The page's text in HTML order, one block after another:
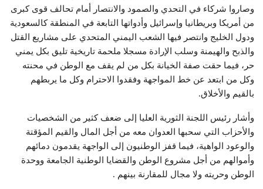
وصاروا شركاء في التحدي والصمود والانتصار أمام تحالف قوى كبرى
من أمريكا وبريطانيا وإسرائيل وأدواتها التابعة في المنطقة كالسعودية
ودول الخليج وانتصر فيها الشعب اليمني المتحدي على مشاريع القتل
والذبح والهيمنة وسلب الإرادة مسجلا ملحمة تاريخية تليق بكل يمني
حر، فيما حقت صفة الخيانة بكل من لم يقف مع الوطن في محنته
وكل من ابتعد عن خط المواجهة وفقدوا الاحترام وكل ما يربطهم
بالقيم والأخلاق.
وأشار رئيس اللجنة الثورية العليا إلى ضعف كثير من الشخصيات
والأحزاب التي سحبها العدوان معه من أجل المال والقيم المؤقتة
والوعود الواهية، فيما قفز الوطنيون إلى الواجهة يقدمون دمائهم
وأموالهم من أجل مشروع الوطن والقضايا الوطنية الجامعة ووحدة
الوطن وحريته ولا مجال للمقارنة بينهم .